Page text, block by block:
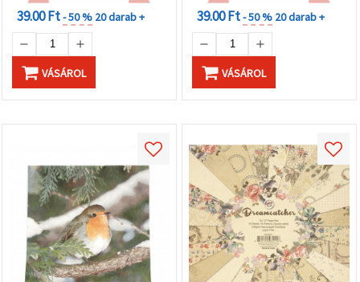
39.00 Ft- 50 % 20 darab +
VÁSÁROL
39.00 Ft- 50 % 20 darab +
VÁSÁROL